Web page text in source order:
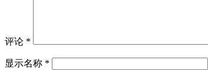
评论 *
显示名称 *